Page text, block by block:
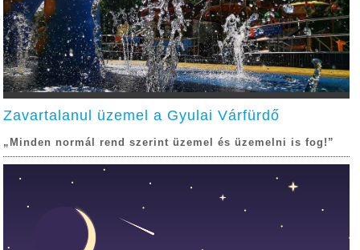
Zavartalanul üzemel a Gyulai Várfürdő
„Minden normál rend szerint üzemel és üzemelni is fog!”